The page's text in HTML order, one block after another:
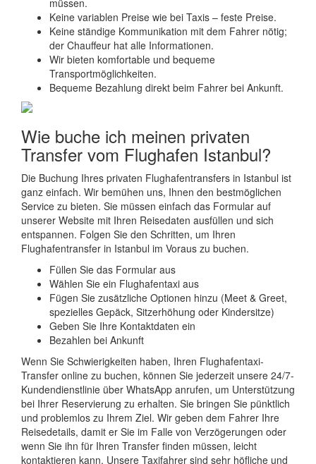
müssen.
Keine variablen Preise wie bei Taxis – feste Preise.
Keine ständige Kommunikation mit dem Fahrer nötig;
der Chauffeur hat alle Informationen.
Wir bieten komfortable und bequeme
Transportmöglichkeiten.
Bequeme Bezahlung direkt beim Fahrer bei Ankunft.
Wie buche ich meinen privaten
Transfer vom Flughafen Istanbul?
Die Buchung Ihres privaten Flughafentransfers in Istanbul ist
ganz einfach. Wir bemühen uns, Ihnen den bestmöglichen
Service zu bieten. Sie müssen einfach das Formular auf
unserer Website mit Ihren Reisedaten ausfüllen und sich
entspannen. Folgen Sie den Schritten, um Ihren
Flughafentransfer in Istanbul im Voraus zu buchen.
Füllen Sie das Formular aus
Wählen Sie ein Flughafentaxi aus
Fügen Sie zusätzliche Optionen hinzu (Meet & Greet,
spezielles Gepäck, Sitzerhöhung oder Kindersitze)
Geben Sie Ihre Kontaktdaten ein
Bezahlen bei Ankunft
Wenn Sie Schwierigkeiten haben, Ihren Flughafentaxi-
Transfer online zu buchen, können Sie jederzeit unsere 24/7-
Kundendienstlinie über WhatsApp anrufen, um Unterstützung
bei Ihrer Reservierung zu erhalten. Sie bringen Sie pünktlich
und problemlos zu Ihrem Ziel. Wir geben dem Fahrer Ihre
Reisedetails, damit er Sie im Falle von Verzögerungen oder
wenn Sie ihn für Ihren Transfer finden müssen, leicht
kontaktieren kann. Unsere Taxifahrer sind sehr höfliche und